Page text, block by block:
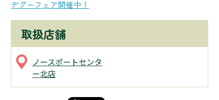
デグーフェア開催中！
取扱店舗
ノースポートセンタ
ー北店